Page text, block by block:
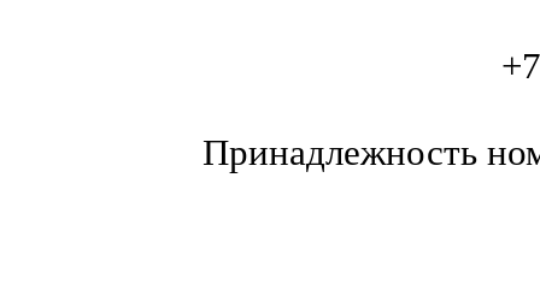
Принадлежность